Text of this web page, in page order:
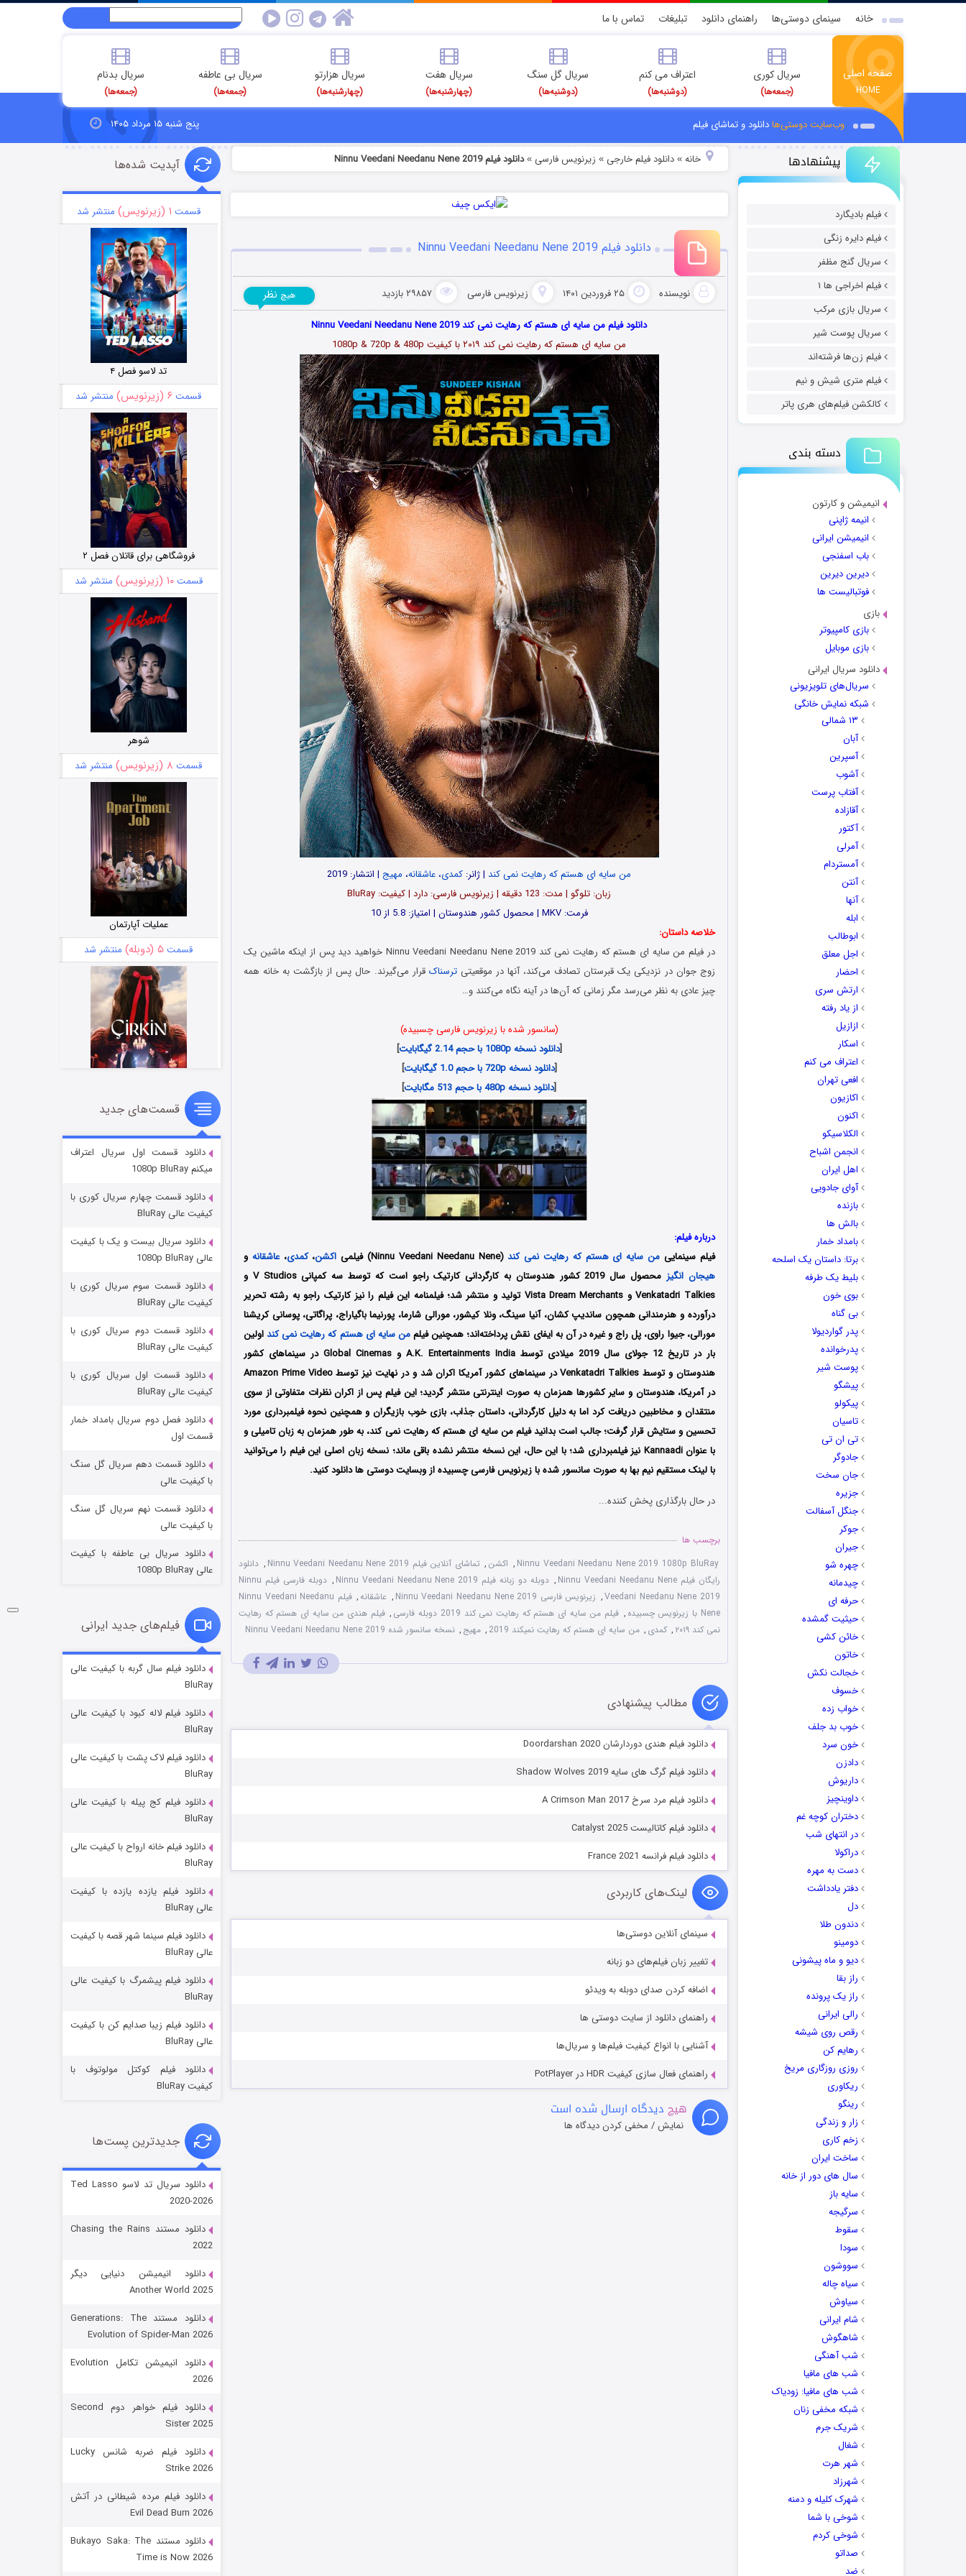
خانه سینمای دوستی‌ها راهنمای دانلود تبلیغات تماس با ما
صفحه اصلی
HOME
سریال کوری
(جمعه‌ها)
اعتراف می کنم
(دوشنبه‌ها)
سریال گل سنگ
(دوشنبه‌ها)
سریال هفت
(چهارشنبه‌ها)
سریال هزارتو
(چهارشنبه‌ها)
سریال بی عاطفه
(جمعه‌ها)
سریال بدنام
(جمعه‌ها)
وب‌سایت دوستی‌هادانلود و تماشای فیلم پنج شنبه ۱۵ مرداد ۱۴۰۵
پیشنهادها
فیلم بادیگارد
فیلم دایره زنگی
سریال گنج مظفر
فیلم اخراجی ها ۱
سریال بازی مرکب
سریال پوست شیر
فیلم زن‌ها فرشته‌اند
فیلم متری شیش و نیم
کالکشن فیلم‌های هری پاتر
دسته بندی
انیمیشن و کارتون
انیمه ژاپنی
انیمیشن ایرانی
باب اسفنجی
دیرین دیرین
فوتبالیست ها
بازی
بازی کامپیوتر
بازی موبایل
دانلود سریال ایرانی
سریال‌های تلویزیونی
شبکه نمایش خانگی
۱۳ شمالی
آبان
آسپرین
آشوب
آفتاب پرست
آقازاده
آکتور
آمرلی
آمستردام
آنتن
آنها
ابله
ابوطالب
اجل معلق
احضار
ارتش سری
از یاد رفته
ازازیل
اسکار
اعتراف می کنم
افعی تهران
اکازیون
اکنون
الکلاسیکو
انجمن اشباح
اهل ایران
آوای جادویی
بازنده
بالش ها
بامداد خمار
برتا: داستان یک اسلحه
بلیط یک‌‌ طرفه
بوی خون
بی گناه
پدر گواردیولا
پدرخوانده
پوست شیر
پیشگو
پیکولو
تاسیان
تی ان تی
جادوگر
جان سخت
جزیره
جنگل آسفالت
جوکر
جیران
چهره شو
چیدمانه
حرفه ای
حیثیت گمشده
خائن کشی
خاتون
خجالت نکش
خسوف
خواب زده
خوب بد جلف
خون سرد
دادزن
داریوش
داوینچیز
دختران کوچه غم
در انتهای شب
دراکولا
دست به مهره
دفتر یادداشت
دل
دندون طلا
دومینو
دیو و ماه پیشونی
راز بقا
راز یک پرونده
رالی ایرانی
رقص روی شیشه
رهایم کن
روزی روزگاری مریخ
ریکاوری
رینگو
زار و زندگی
زخم کاری
ساخت ایران
سال های دور از خانه
سایه باز
سرگیجه
سقوط
سودا
سووشون
سیاه چاله
سیاوش
شام ایرانی
شاهگوش
شب آهنگی
شب های مافیا
شب های مافیا: زودیاک
شبکه مخفی زنان
شریک جرم
شغال
شهر هرت
شهرزاد
شهرک کلیله و دمنه
شوخی با شما
شوخی کردم
صداتو
ضد
خانه» دانلود فیلم خارجی » زیرنویس فارسی »دانلود فیلم Ninnu Veedani Needanu Nene 2019
دانلود فیلم Ninnu Veedani Needanu Nene 2019
نویسنده ۲۵ فروردین ۱۴۰۱ زیرنویس فارسی ۲۹۸۵۷ بازدید هیچ نظر
دانلود فیلم من سایه ای هستم که رهایت نمی کند Ninnu Veedani Needanu Nene 2019
من سایه ای هستم که رهایت نمی کند ۲۰۱۹ با کیفیت 1080p & 720p & 480p
من سایه ای هستم که رهایت نمی کند | ژانر: کمدی، عاشقانه، مهیج | انتشار: 2019
زبان: تلوگو | مدت‌: 123 دقیقه | زیرنویس فارسی: دارد | کیفیت: BluRay
فرمت: MKV | محصول کشور هندوستان | امتیاز: 5.8 از 10
خلاصه داستان:
در فیلم من سایه ای هستم که رهایت نمی کند Ninnu Veedani Needanu Nene 2019 خواهید دید پس از اینکه ماشین یک
زوج جوان در نزدیکی یک قبرستان تصادف می‌کند، آن‎ها در موقعیتی
ترسناک قرار می‌گیرند. حال پس از بازگشت به خانه همه
چیز عادی به نظر می‌رسد مگر زمانی که آن‌ها در آینه نگاه می‌کنند و…
(سانسور شده با زیرنویس فارسی چسبیده)
[دانلود نسخه 1080p با حجم 2.14 گیگابایت
]
[دانلود نسخه 720p با حجم 1.0 گیگابایت
]
[دانلود نسخه 480p با حجم 513 مگابایت ]
درباره فیلم:
فیلم سینمایی من سایه ای هستم که رهایت نمی کند(Ninnu Veedani Needanu Nene) فیلمی اکشن،کمدی،عاشقانه و
هیجان انگیز
محصول سال 2019 کشور هندوستان به کارگردانی کارتیک راجو است که توسط سه کمپانی V Studios و
Venkatadri Talkies و Vista Dream Merchants تولید و منتشر شد؛ فیلمنامه این فیلم را نیز کارتیک راجو به رشته تحریر
درآورده و هنرمندانی همچون ساندیپ کشان، آنیا سینگ، ونلا کیشور، مورالی شارما، پورنیما باگیاراج، پراگاتی، پوسانی کریشنا
مورالی، جیوا راوی، پل راج و غیره در آن به ایفای نقش پرداخته‌اند؛ همچنین فیلممن سایه ای هستم که رهایت نمی کنداولین
بار در تاریخ 12 جولای سال 2019 میلادی توسط A.K. Entertainments India و Global Cinemas در سینماهای کشور
هندوستان و توسط Venkatadri Talkies در سینماهای کشور آمریکا اکران شد و در نهایت نیز توسط Amazon Prime Video
در آمریکا، هندوستان و سایر کشورها همزمان به صورت اینترنتی منتشر گردید؛ این فیلم پس از اکران نظرات متفاوتی از سوی
منتقدان و مخاطبین دریافت کرد اما به دلیل کارگردانی، داستان جذاب، بازی خوب بازیگران و همچنین نحوه فیلمبرداری مورد
تحسین و ستایش قرار گرفت؛ جالب است بدانید فیلم من سایه ای هستم که رهایت نمی کند، به طور همزمان به زبان تامیلی و
با عنوان Kannaadi نیز فیلمبرداری شد؛ با این حال، این نسخه منتشر نشده باقی ماند؛ نسخه زبان اصلی این فیلم را می‌توانید
با لینک مستقیم نیم بها به صورت سانسور شده با زیرنویس فارسی چسبیده از وبسایت دوستی ها دانلود کنید.
در حال بارگذاری پخش کننده...
برچسب ها
Ninnu Veedani Needanu Nene 2019 1080p BluRay
, اکشن , تماشای آنلاین فیلم Ninnu Veedani Needanu Nene 2019 , دانلود
رایگان فیلم Ninnu Veedani Needanu Nene
, دوبله دو زبانه فیلم Ninnu Veedani Needanu Nene 2019 ,
دوبله فارسی فیلم Ninnu
Veedani Needanu Nene 2019
, زیرنویس فارسی Ninnu Veedani Needanu Nene 2019 , عاشقانه,
فیلم Ninnu Veedani Needanu
Nene با زیرنویس چسبیده
, فیلم من سایه ای هستم که رهایت نمی کند 2019 دوبله فارسی , فیلم هندی من سایه ای هستم که رهایت
نمی کند ۲۰۱۹
, کمدی , من سایه ای هستم که رهایت نمیکند 2019 , مهیج , نسخه سانسور شده Ninnu Veedani Needanu Nene 2019
مطالب پیشنهادی
دانلود فیلم هندی دوردارشان Doordarshan 2020
دانلود فیلم گرگ های سایه Shadow Wolves 2019
دانلود فیلم مرد سرخ A Crimson Man 2017
دانلود فیلم کاتالیست Catalyst 2025
دانلود فیلم فرانسه France 2021
لینک‌های کاربردی
سینمای آنلاین دوستی‌ها
تغییر زبان فیلم‌های دو زبانه
اضافه کردن صدای دوبله به ویدئو
راهنمای دانلود از سایت دوستی ها
آشنایی با انواع کیفیت فیلم‌ها و سریال‌ها
راهنمای فعال سازی کیفیت HDR در PotPlayer
هیچ دیدگاه ارسال شده است
نمایش / مخفی کردن دیدگاه ها
آپدیت شده‌ها
قسمت ۱ (زیرنویس) منتشر شد
تد لاسو فصل ۴
قسمت ۶ (زیرنویس) منتشر شد
فروشگاهی برای قاتلان فصل ۲
قسمت۱۰ (زیرنویس) منتشر شد
شوهر
قسمت ۸ (زیرنویس) منتشر شد
عملیات آپارتمان
قسمت ۵ (دوبله) منتشر شد
سریال زشت
قسمت۲ (زیرنویس) منتشر شد
مردگان متحرک: شهر مرده ۳
شکست استوارت در نجات جهان
قسمت ۷ (زیرنویس) منتشر شد
شوگر فصل ۲
قسمت
خاندان اژدها فصل ۳
جادوگری در مغولستان
قسمت
رویایی برای تو
قسمت
قسمت‌های جدید
دانلود قسمت اول سریال اعتراف
میکنم 1080p BluRay
دانلود قسمت چهارم سریال کوری با
کیفیت عالی BluRay
دانلود سریال بیست و یک با کیفیت
عالی 1080p BluRay
دانلود قسمت سوم سریال کوری با
کیفیت عالی BluRay
دانلود قسمت دوم سریال کوری با
کیفیت عالی BluRay
دانلود قسمت اول سریال کوری با
کیفیت عالی BluRay
دانلود فصل دوم سریال بامداد خمار
قسمت اول
دانلود قسمت دهم سریال گل سنگ
با کیفیت عالی
دانلود قسمت نهم سریال گل سنگ
با کیفیت عالی
دانلود سریال بی عاطفه با کیفیت
عالی 1080p BluRay
فیلم‌های جدید ایرانی
دانلود فیلم سال گربه با کیفیت عالی
BluRay
دانلود فیلم لاله کبود با کیفیت عالی
BluRay
دانلود فیلم لاک پشت با کیفیت عالی
BluRay
دانلود فیلم کج‌ پیله با کیفیت عالی
BluRay
دانلود فیلم خانه ارواح با کیفیت عالی
BluRay
دانلود فیلم یازده یازده با کیفیت
عالی BluRay
دانلود فیلم سینما شهر قصه با کیفیت
عالی BluRay
دانلود فیلم پیشمرگ با کیفیت عالی
BluRay
دانلود فیلم زیبا صدایم کن با کیفیت
عالی BluRay
دانلود فیلم کوکتل مولوتوف با
کیفیت BluRay
جدیدترین پست‌ها
دانلود سریال تد لاسو Ted Lasso
2020-2026
دانلود مستند Chasing the Rains
2022
دانلود انیمیشن دنیایی دیگر
Another World 2025
دانلود مستند Generations: The
Evolution of Spider-Man 2026
دانلود انیمیشن تکامل Evolution
2026
دانلود فیلم خواهر دوم Second
Sister 2025
دانلود فیلم ضربه شانس Lucky
Strike 2026
دانلود فیلم مرده شیطانی در آتش
Evil Dead Burn 2026
دانلود مستند Bukayo Saka: The
Time is Now 2026